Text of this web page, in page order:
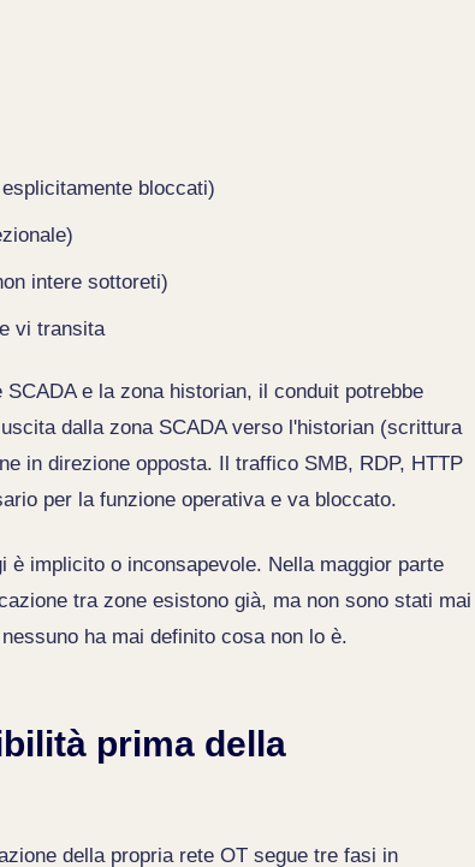
bloccati)
intere sottoreti)
vi transita
e la zona historian, il conduit potrebbe
dalla zona SCADA verso l'historian (scrittura
in direzione opposta. Il traffico SMB, RDP, HTTP
per la funzione operativa e va bloccato.
implicito o inconsapevole. Nella maggior parte
tra zone esistono già, ma non sono stati mai
ha mai definito cosa non lo è.
prima della
della propria rete OT segue tre fasi in